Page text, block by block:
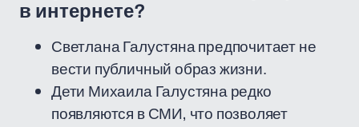
в интернете?
Светлана Галустяна предпочитает не
вести публичный образ жизни.
Дети Михаила Галустяна редко
появляются в СМИ, что позволяет